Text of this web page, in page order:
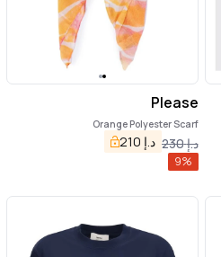
Please
Orange Polyester Scarf
د.إ230 د.إ 210
9%